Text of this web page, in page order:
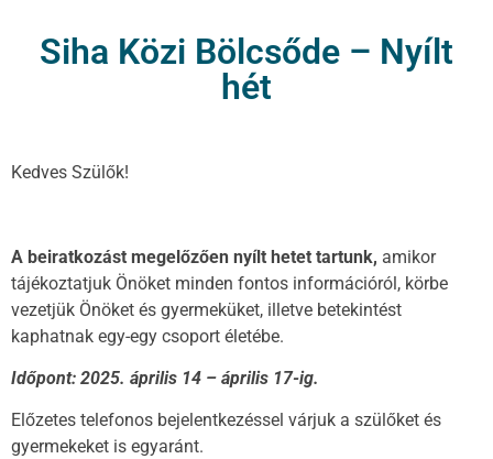
Siha Közi Bölcsőde – Nyílt
hét
Kedves Szülők!
A beiratkozást megelőzően nyílt hetet tartunk, amikor
tájékoztatjuk Önöket minden fontos információról, körbe
vezetjük Önöket és gyermeküket, illetve betekintést
kaphatnak egy-egy csoport életébe.
Időpont: 2025. április 14 – április 17-ig.
Előzetes telefonos bejelentkezéssel várjuk a szülőket és
gyermekeket is egyaránt.